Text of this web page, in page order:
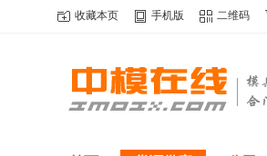
收藏本页 手机版 二维码